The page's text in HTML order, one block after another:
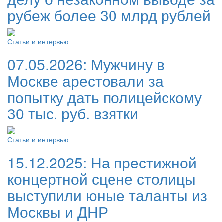
рубеж более 30 млрд рублей
Статьи и интервью
07.05.2026: Мужчину в
Москве арестовали за
попытку дать полицейскому
30 тыс. руб. взятки
Статьи и интервью
15.12.2025: На престижной
концертной сцене столицы
выступили юные таланты из
Москвы и ДНР